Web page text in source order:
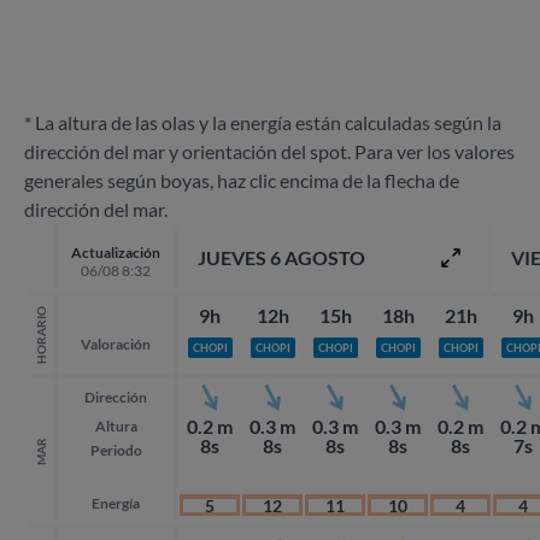
* La altura de las olas y la energía están calculadas según la
dirección del mar y orientación del spot. Para ver los valores
generales según boyas, haz clic encima de la flecha de
dirección del mar.
Actualización
06/08 8:32
HORARIO Valoración
MAR
Dirección
Altura
Periodo
Energía
JUEVES 6 AGOSTO
9h
CHOPI
0.2 m
8s
5
12h
CHOPI
0.3 m
8s
12
15h
CHOPI
0.3 m
8s
11
18h
CHOPI
0.3 m
8s
10
21h
CHOPI
0.2 m
8s
4
9h
CHOPI
0.2
7s
4